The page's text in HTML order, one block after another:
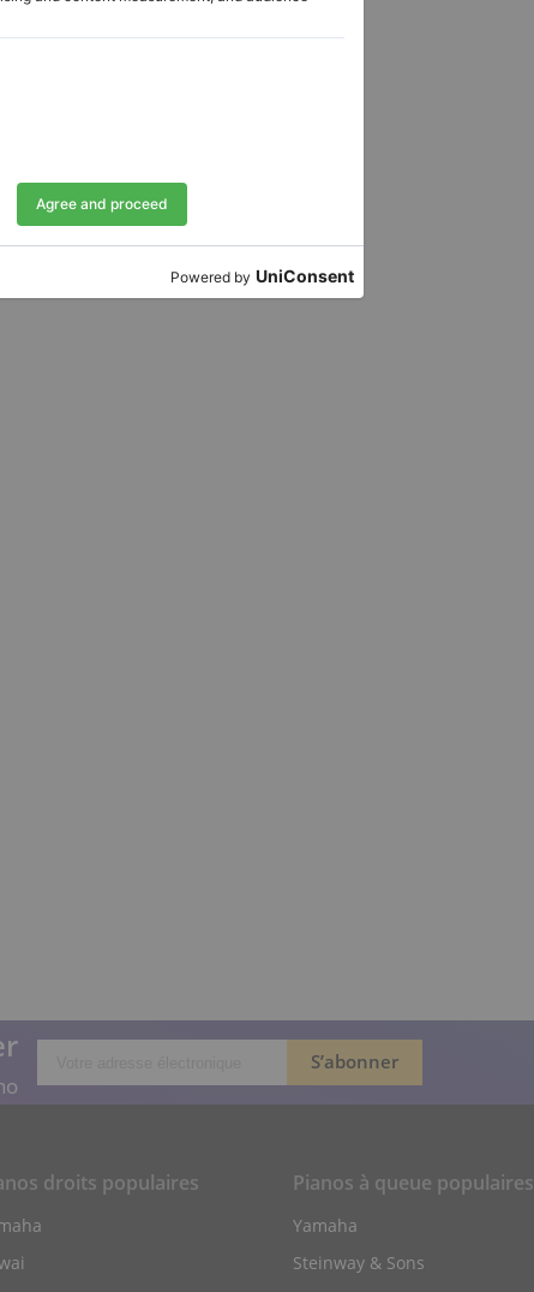
droits populaires Pianos à queue populaires
Yamaha
Steinway & Sons